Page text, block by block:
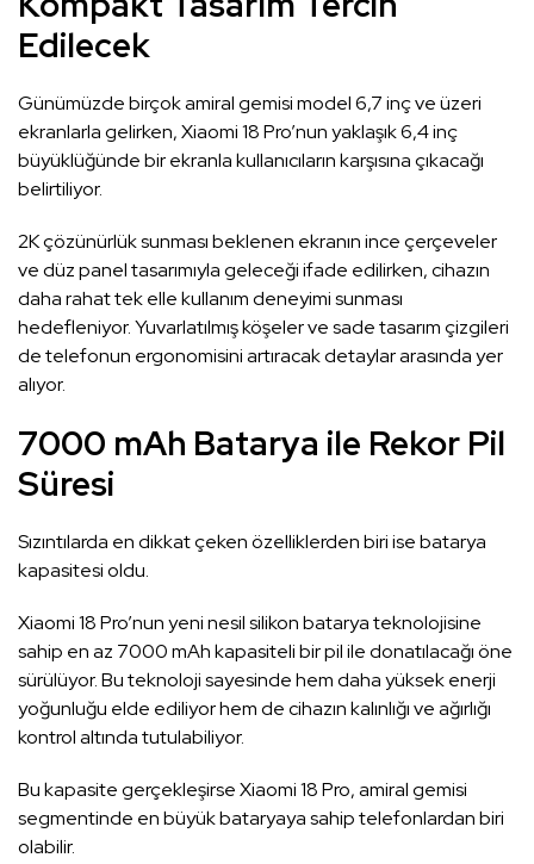
Edilecek
Günümüzde birçok amiral gemisi model 6,7 inç ve üzeri
ekranlarla gelirken, Xiaomi 18 Pro’nun yaklaşık 6,4 inç
büyüklüğünde bir ekranla kullanıcıların karşısına çıkacağı
belirtiliyor.
2K çözünürlük sunması beklenen ekranın ince çerçeveler
ve düz panel tasarımıyla geleceği ifade edilirken, cihazın
daha rahat tek elle kullanım deneyimi sunması
hedefleniyor. Yuvarlatılmış köşeler ve sade tasarım çizgileri
de telefonun ergonomisini artıracak detaylar arasında yer
alıyor.
7000 mAh Batarya ile Rekor Pil
Süresi
Sızıntılarda en dikkat çeken özelliklerden biri ise batarya
kapasitesi oldu.
Xiaomi 18 Pro’nun yeni nesil silikon batarya teknolojisine
sahip en az 7000 mAh kapasiteli bir pil ile donatılacağı öne
sürülüyor. Bu teknoloji sayesinde hem daha yüksek enerji
yoğunluğu elde ediliyor hem de cihazın kalınlığı ve ağırlığı
kontrol altında tutulabiliyor.
Bu kapasite gerçekleşirse Xiaomi 18 Pro, amiral gemisi
segmentinde en büyük bataryaya sahip telefonlardan biri
olabilir.